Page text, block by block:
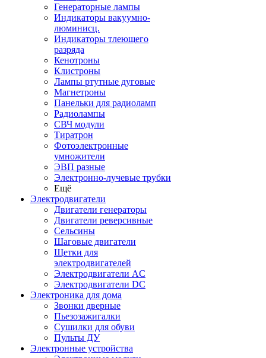
Генераторные лампы
Индикаторы вакуумно-
люминисц.
Индикаторы тлеющего
разряда
Кенотроны
Клистроны
Лампы ртутные дуговые
Магнетроны
Панельки для радиоламп
Радиолампы
СВЧ модули
Тиратрон
Фотоэлектронные
умножители
ЭВП разные
Электронно-лучевые трубки
Ещё
Электродвигатели
Двигатели генераторы
Двигатели реверсивные
Сельсины
Шаговые двигатели
Щетки для
электродвигателей
Электродвигатели AC
Электродвигатели DC
Электроника для дома
Звонки дверные
Пьезозажигалки
Сушилки для обуви
Пульты ДУ
Электронные устройства